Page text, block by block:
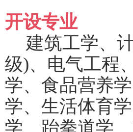
开设专业
建筑工学、
级)、电气工程
学、食品营养
学、生活体育
学、跆拳道学